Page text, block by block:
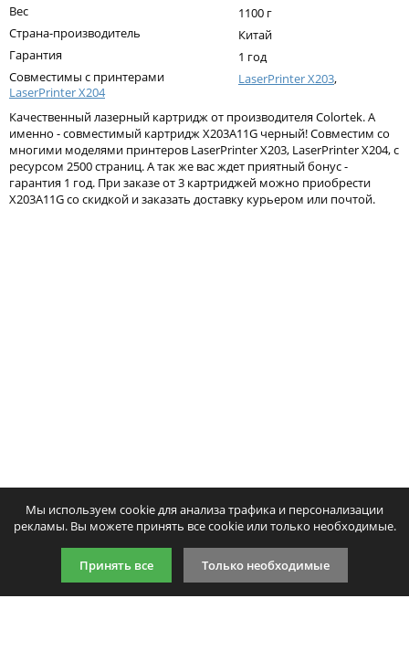
Ricoh
Sharp
Toshiba
Xerox
Для франкировальной машины
Вес
1100 г
Страна-производитель
Китай
Гарантия
1 год
Совместимы с принтерами
LaserPrinter X203,
LaserPrinter X204
Качественный лазерный картридж от производителя Colortek. А
именно - совместимый картридж X203A11G черный! Совместим со
многими моделями принтеров LaserPrinter X203, LaserPrinter X204, с
ресурсом 2500 страниц. А так же вас ждет приятный бонус -
гарантия 1 год. При заказе от 3 картриджей можно приобрести
X203A11G со скидкой и заказать доставку курьером или почтой.
Продолжить
Мы используем cookie для анализа трафика и персонализации
рекламы. Вы можете принять все cookie или только необходимые.
Принять все Только необходимые